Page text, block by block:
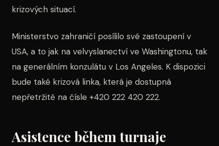
krizových situací.
Ministerstvo zahraničí posílilo své zastoupení v
USA, a to jak na velvyslanectví ve Washingtonu, tak
na generálním konzulátu v Los Angeles. K dispozici
bude také krizová linka, která je dostupná
nepřetržitě na čísle +420 222 420 222.
Asistence během turnaje